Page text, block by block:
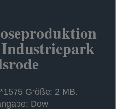
Größe: 2 MB.
Dow